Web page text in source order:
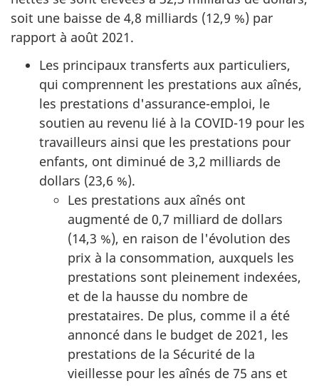
soit une baisse de 4,8 milliards (12,9 %) par
rapport à août 2021.
Les principaux transferts aux particuliers,
qui comprennent les prestations aux aînés,
les prestations d'assurance-emploi, le
soutien au revenu lié à la COVID-19 pour les
travailleurs ainsi que les prestations pour
enfants, ont diminué de 3,2 milliards de
dollars (23,6 %).
Les prestations aux aînés ont
augmenté de 0,7 milliard de dollars
(14,3 %), en raison de l'évolution des
prix à la consommation, auxquels les
prestations sont pleinement indexées,
et de la hausse du nombre de
prestataires. De plus, comme il a été
annoncé dans le budget de 2021, les
prestations de la Sécurité de la
vieillesse pour les aînés de 75 ans et